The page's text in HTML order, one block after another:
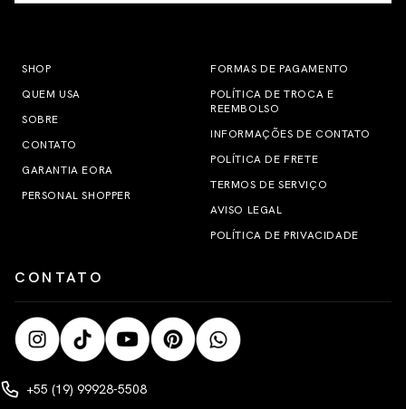
SHOP
QUEM USA
SOBRE
CONTATO
GARANTIA EORA
PERSONAL SHOPPER
FORMAS DE PAGAMENTO
POLÍTICA DE TROCA E
REEMBOLSO
INFORMAÇÕES DE CONTATO
POLÍTICA DE FRETE
TERMOS DE SERVIÇO
AVISO LEGAL
POLÍTICA DE PRIVACIDADE
CONTATO
+55 (19) 99928-5508